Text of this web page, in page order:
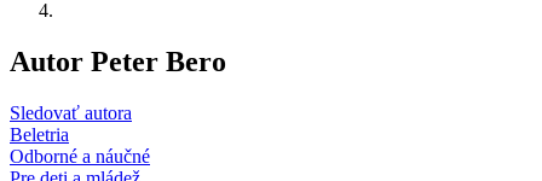
Autor Peter Bero
Sledovať autora
Beletria
Odborné a náučné